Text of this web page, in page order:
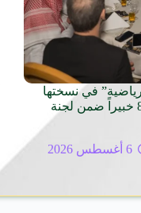
في نسختها
الأكثر تطوراً وتستقطب أكثر من 80 خبيراً ضمن لجنة
6 أغسطس 2026